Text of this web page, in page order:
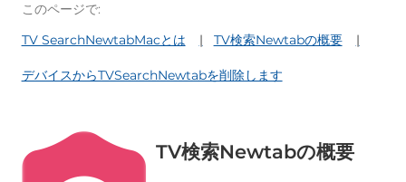
このページで:
TV SearchNewtabMacとは
TV検索Newtabの概要
デバイスからTVSearchNewtabを削除します
TV検索Newtabの概要